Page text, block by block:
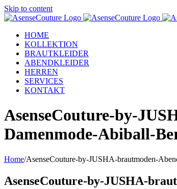
Skip to content
HOME
KOLLEKTION
BRAUTKLEIDER
ABENDKLEIDER
HERREN
SERVICES
KONTAKT
AsenseCouture-by-
Damenmode-Abiball-
Home/AsenseCouture-by-JUSHA-brautmoden-
AsenseCouture-by-JUSHA-